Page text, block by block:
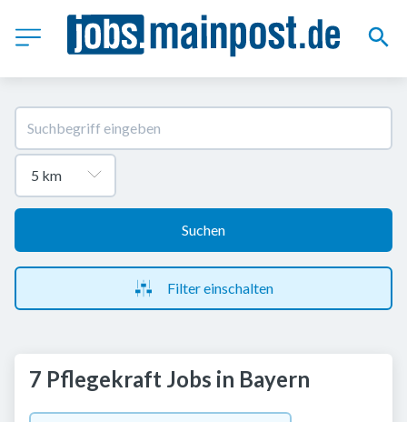
Suchen
Filter einschalten
7 Pflegekraft Jobs in Bayern